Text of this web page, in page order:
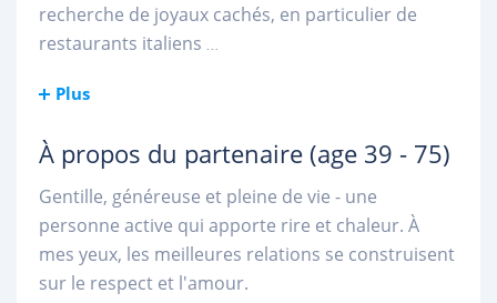
recherche de joyaux cachés, en particulier de
restaurants italiens ...
Plus
À propos du partenaire (age 39 - 75)
Gentille, généreuse et pleine de vie - une
personne active qui apporte rire et chaleur. À
mes yeux, les meilleures relations se construisent
sur le respect et l'amour.